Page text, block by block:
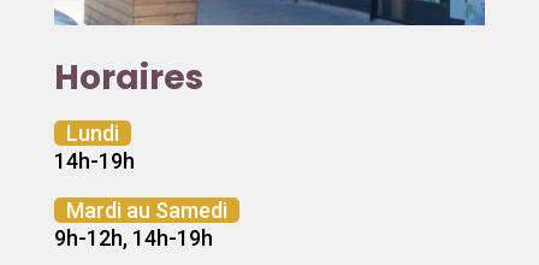
Horaires
Lundi
14h-19h
Mardi au Samedi
9h-12h, 14h-19h